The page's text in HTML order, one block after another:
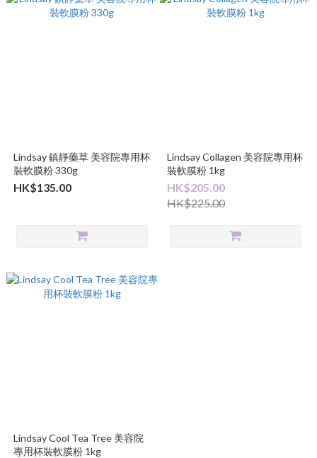
Lindsay 鎮靜藥草 美容院專用杯
裝軟膜粉 330g
HK$135.00
Lindsay Collagen 美容院專用杯
裝軟膜粉 1kg
HK$205.00
HK$225.00
Lindsay Cool Tea Tree 美容院
專用杯裝軟膜粉 1kg